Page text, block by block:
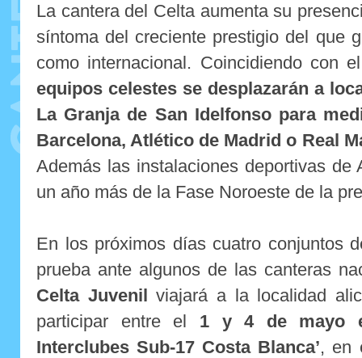
La cantera del Celta aumenta su
síntoma del creciente prestigio del que
como internacional. Coincidiendo con
equipos celestes se desplazarán a
La Granja de San Idelfonso para
Barcelona, Atlético de Madrid o Real
Además las instalaciones deportivas de
un año más de la Fase Noroeste de la
En los próximos días cuatro conjuntos
prueba ante algunos de las canteras
Celta Juvenil
viajará a la localidad
participar entre el 1 y 4 de mayo
Interclubes Sub-17 Costa Blanca’, en